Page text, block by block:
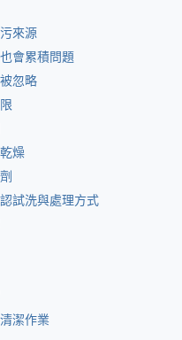
來源
會累積問題
忽略
燥
試洗與處理方式
潔作業